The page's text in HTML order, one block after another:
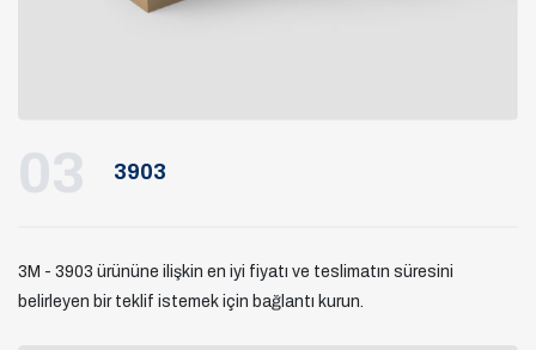
03 3903
3M - 3903 ürününe ilişkin en iyi fiyatı ve teslimatın süresini
belirleyen bir teklif istemek için bağlantı kurun.